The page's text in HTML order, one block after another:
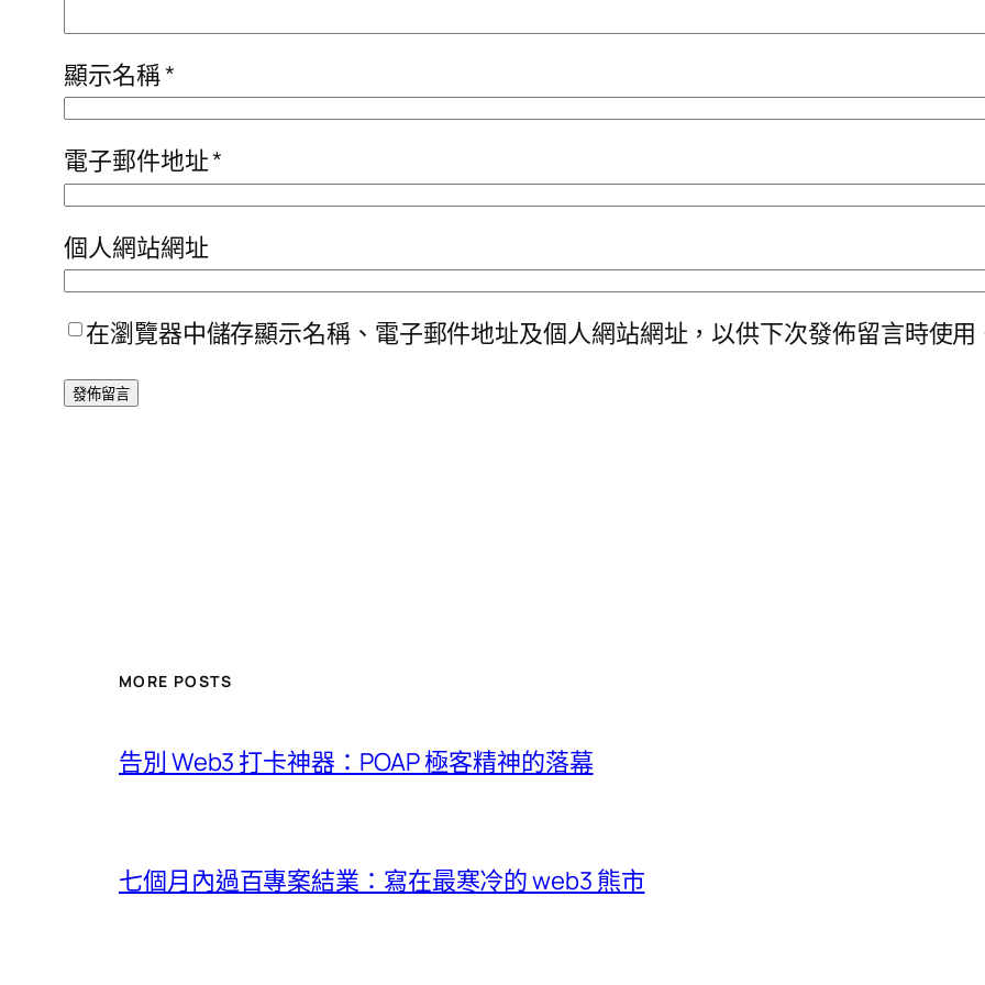
顯示名稱*
電子郵件地址*
個人網站網址
在瀏覽器中儲存顯示名稱、電子郵件地址及個人網站網址，以供下次發佈留言時使用
MORE POSTS
告別 Web3 打卡神器：POAP 極客精神的落幕
七個月內過百專案結業：寫在最寒冷的 web3 熊市